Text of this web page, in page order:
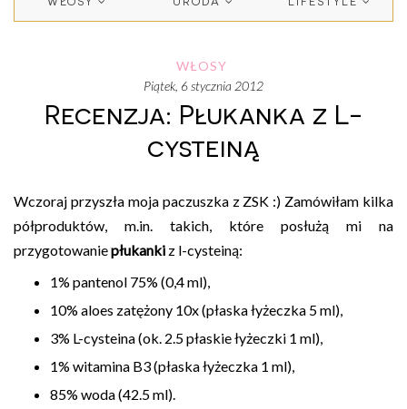
WŁOSY
piątek, 6 stycznia 2012
Recenzja: Płukanka z L-
cysteiną
Wczoraj przyszła moja paczuszka z ZSK :) Zamówiłam kilka
półproduktów, m.in. takich, które posłużą mi na
przygotowaniepłukanki z l-cysteiną:
1% pantenol 75% (0,4 ml),
10% aloes zatężony 10x (płaska łyżeczka 5 ml),
3% L-cysteina (ok. 2.5 płaskie łyżeczki 1 ml),
1% witamina B3 (płaska łyżeczka 1 ml),
85% woda (42.5 ml).